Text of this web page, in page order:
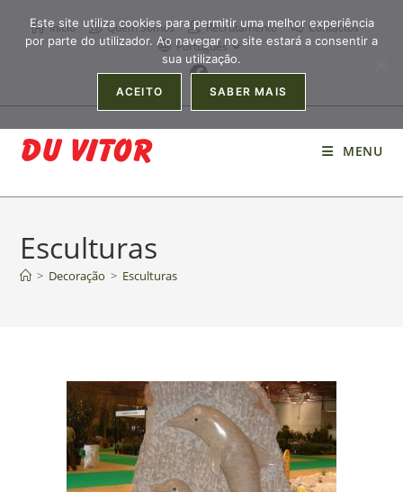
Início Quem Somos Recrutamento
Contactos
Português
MENU
Esculturas
> Decoração > Esculturas
Este site utiliza cookies para permitir uma melhor experiência
por parte do utilizador. Ao navegar no site estará a consentir a
sua utilização.
ACEITO SABER MAIS